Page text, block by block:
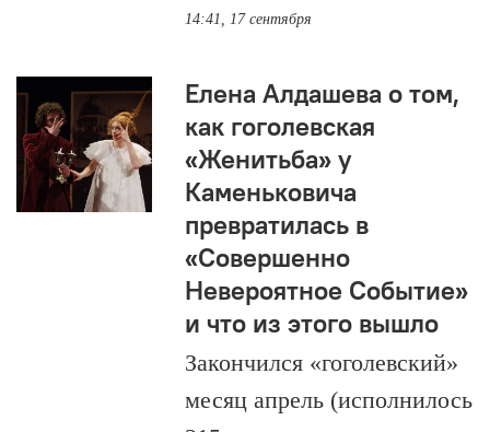
14:41, 17 сентября
Елена Алдашева о том,
как гоголевская
«Женитьба» у
Каменьковича
превратилась в
«Совершенно
Невероятное Событие»
и что из этого вышло
Закончился «гоголевский»
месяц апрель (исполнилось